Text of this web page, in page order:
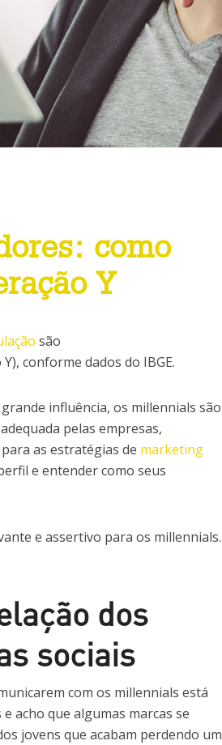
como
Y
são
conforme dados do IBGE.
influência, os millennials são
pelas empresas,
as estratégias de marketing
e entender como seus
e assertivo para os millennials.
dos
sociais
com os millennials está
acho que algumas marcas se
jovens que acabam perdendo um